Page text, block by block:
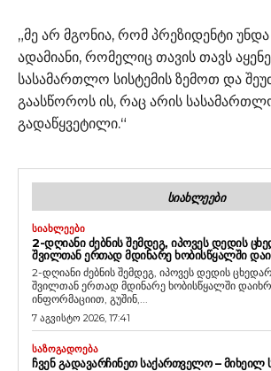
„მე არ მგონია, რომ პრეზიდენტი
ადამიანი, რომელიც თავის თავს
სასამართლო სისტემის ზემოთ და
გაასწოროს ის, რაც არის
გადაწყვეტილი.“
ᲡᲘᲐᲮᲚᲔᲔᲑᲘ
ᲡᲘᲐᲮᲚᲔᲔᲑᲘ
2-ᲓᲦᲘᲐᲜᲘ ᲫᲔᲑᲜᲘᲡ ᲨᲔᲛᲓᲔᲒ, ᲘᲞᲝᲕᲔᲡ ᲓᲔᲓᲘᲡ
ᲨᲕᲘᲚᲗᲐᲜ ᲔᲠᲗᲐᲓ ᲛᲓᲘᲜᲐᲠᲔ ᲮᲝᲑᲘᲡᲬᲧᲐᲚᲨᲘ
2-დღიანი ძებნის შემდეგ, იპოვეს დედის
შვილთან ერთად მდინარე ხობისწყალში
ინფორმაციით, გუშინ,...
7 აგვისტო 2026, 17:41
ᲡᲐᲖᲝᲒᲐᲓᲝᲔᲑᲐ
ᲩᲕᲔᲜ ᲒᲐᲓᲐᲕᲐᲠᲩᲘᲜᲔᲗ ᲡᲐᲥᲐᲠᲗᲕᲔᲚᲝ – ᲛᲘᲮᲔᲘᲚ